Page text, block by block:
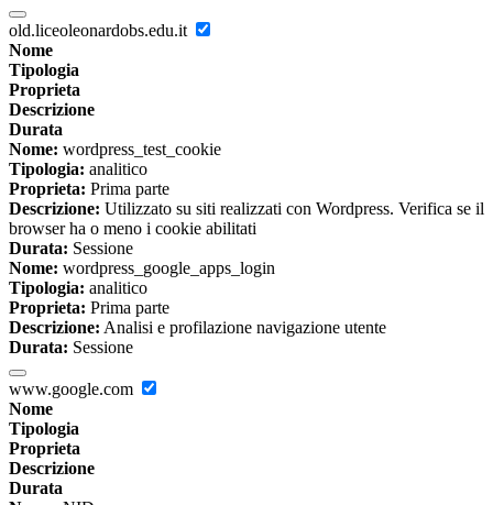
old.liceoleonardobs.edu.it
Nome
Tipologia
Proprieta
Descrizione
Durata
Nome: wordpress_test_cookie
Tipologia: analitico
Proprieta: Prima parte
Descrizione: Utilizzato su siti realizzati con Wordpress. Verifica se il
browser ha o meno i cookie abilitati
Durata: Sessione
Nome: wordpress_google_apps_login
Tipologia: analitico
Proprieta: Prima parte
Descrizione: Analisi e profilazione navigazione utente
Durata: Sessione
www.google.com
Nome
Tipologia
Proprieta
Descrizione
Durata